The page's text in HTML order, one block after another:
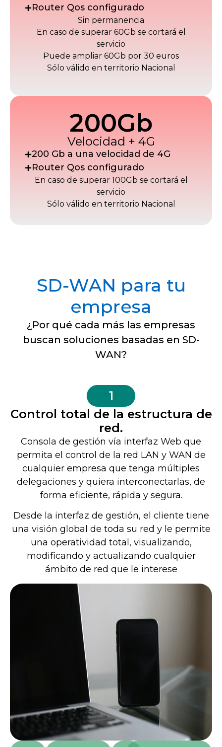
Router Qos configurado
Sin permanencia
En caso de superar 60Gb se cortará el
servicio
Puede ampliar 60Gb por 30 euros
Sólo válido en territorio Nacional
200Gb
Velocidad + 4G
200 Gb a una velocidad de 4G
Router Qos configurado
En caso de superar 100Gb se cortará el
servicio
Sólo válido en territorio Nacional
SD-WAN para tu
empresa
¿Por qué cada más las empresas
buscan soluciones basadas en SD-
WAN?
1
Control total de la estructura de
red.
Consola de gestión vía interfaz Web que
permita el control de la red LAN y WAN de
cualquier empresa que tenga múltiples
delegaciones y quiera interconectarlas, de
forma eficiente, rápida y segura.
Desde la interfaz de gestión, el cliente tiene
una visión global de toda su red y le permite
una operatividad total, visualizando,
modificando y actualizando cualquier
ámbito de red que le interese